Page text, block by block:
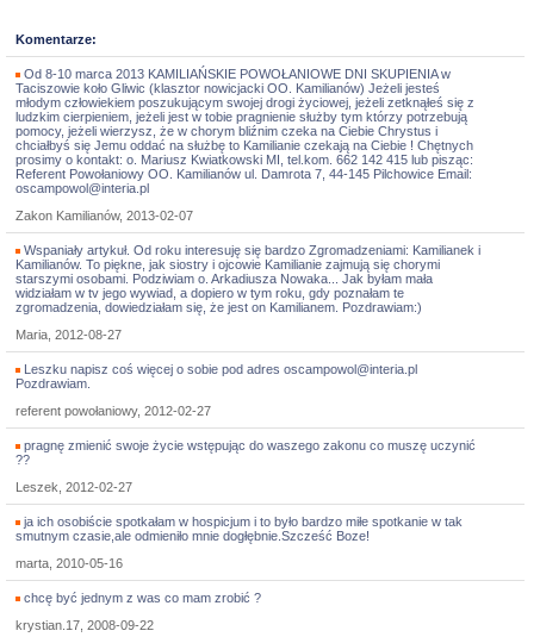
Komentarze:
Od 8-10 marca 2013 KAMILIAŃSKIE POWOŁANIOWE DNI SKUPIENIA w
Taciszowie koło Gliwic (klasztor nowicjacki OO. Kamilianów) Jeżeli jesteś
młodym człowiekiem poszukującym swojej drogi życiowej, jeżeli zetknąłeś się z
ludzkim cierpieniem, jeżeli jest w tobie pragnienie służby tym którzy potrzebują
pomocy, jeżeli wierzysz, że w chorym bliźnim czeka na Ciebie Chrystus i
chciałbyś się Jemu oddać na służbę to Kamilianie czekają na Ciebie ! Chętnych
prosimy o kontakt: o. Mariusz Kwiatkowski MI, tel.kom. 662 142 415 lub pisząc:
Referent Powołaniowy OO. Kamilianów ul. Damrota 7, 44-145 Pilchowice Email:
oscampowol@interia.pl
Zakon Kamilianów, 2013-02-07
Wspaniały artykuł. Od roku interesuję się bardzo Zgromadzeniami: Kamilianek i
Kamilianów. To piękne, jak siostry i ojcowie Kamilianie zajmują się chorymi
starszymi osobami. Podziwiam o. Arkadiusza Nowaka... Jak byłam mała
widziałam w tv jego wywiad, a dopiero w tym roku, gdy poznałam te
zgromadzenia, dowiedziałam się, że jest on Kamilianem. Pozdrawiam:)
Maria, 2012-08-27
Leszku napisz coś więcej o sobie pod adres oscampowol@interia.pl
Pozdrawiam.
referent powołaniowy, 2012-02-27
pragnę zmienić swoje życie wstępując do waszego zakonu co muszę uczynić
??
Leszek, 2012-02-27
ja ich osobiście spotkałam w hospicjum i to było bardzo miłe spotkanie w tak
smutnym czasie,ale odmieniło mnie dogłębnie.Szcześć Boze!
marta, 2010-05-16
chcę być jednym z was co mam zrobić ?
krystian.17, 2008-09-22